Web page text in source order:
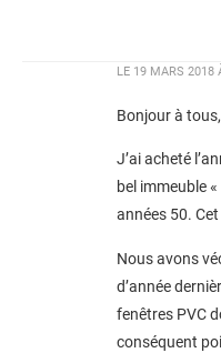
LE 19 MARS 2018
Bonjour à tous,
J’ai acheté
bel immeuble
années 50.
Nous avons
d’année
fenêtres PVC
conséquent